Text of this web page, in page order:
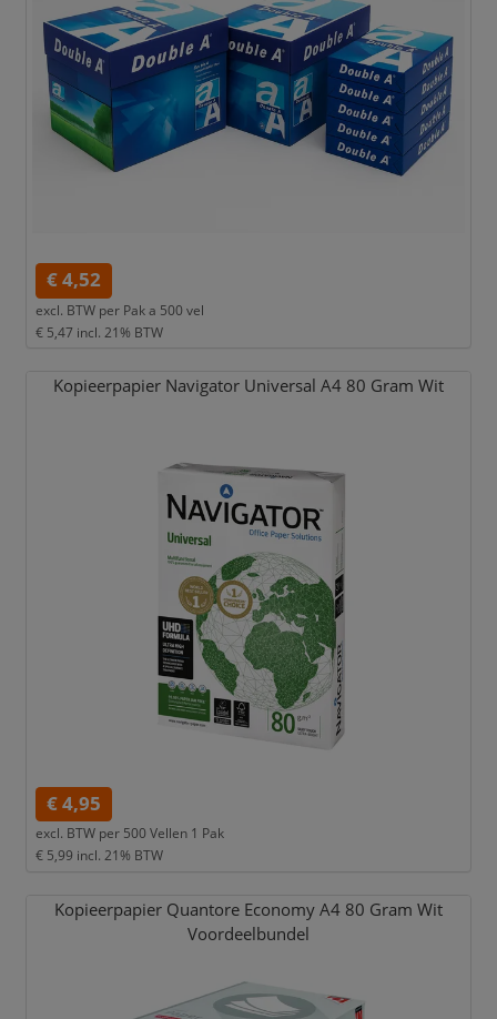
€ 4,52
excl. BTW per Pak a 500 vel
€ 5,47 incl. 21% BTW
Kopieerpapier Navigator Universal A4 80 Gram Wit
€ 4,95
excl. BTW per 500 Vellen 1 Pak
€ 5,99 incl. 21% BTW
Kopieerpapier Quantore Economy A4 80 Gram Wit
Voordeelbundel